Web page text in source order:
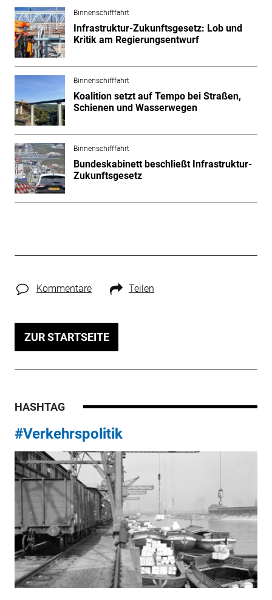
Binnenschifffahrt
Infrastruktur-Zukunftsgesetz: Lob und
Kritik am Regierungsentwurf
Binnenschifffahrt
Koalition setzt auf Tempo bei Straßen,
Schienen und Wasserwegen
Binnenschifffahrt
Bundeskabinett beschließt Infrastruktur-
Zukunftsgesetz
Kommentare Teilen
ZUR STARTSEITE
HASHTAG
#Verkehrspolitik